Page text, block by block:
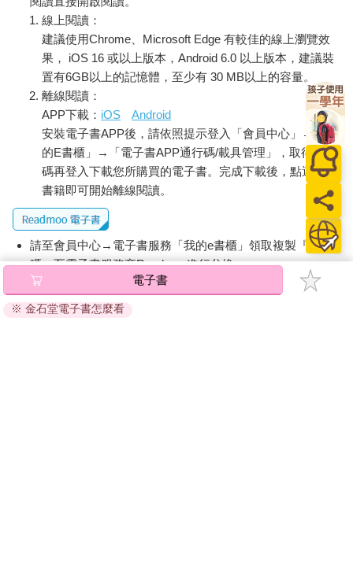
線上閱讀：
建議使用Chrome、Microsoft Edge 有較佳的線上瀏覽效
果， iOS 16 或以上版本，Android 6.0 以上版本，建議裝
置有6GB以上的記憶體，至少有 30 MB以上的容量。
離線閱讀：
APP下載： iOS
Android
安裝電子書APP後，請依照提示登入「會員中心」→「我
的E書櫃」→「電子書APP通行碼/載具管理」，取得通行
碼再登入下載您所購買的電子書。完成下載後，點選任一
書籍即可開始離線閱讀。
請至會員中心→電子書服務「我的e書櫃」領取複製『兌換
碼』至電子書服務商Readmoo進行兌換。
退換貨須知：
因版權保護，您在金石堂所購買的電子書僅能以金石堂專屬
電子書
※ 金石堂電子書怎麼看